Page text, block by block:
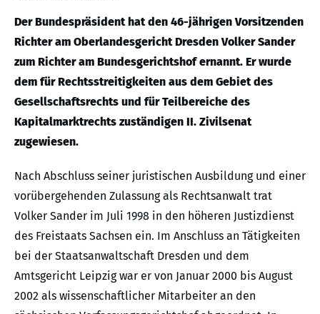
Der Bundespräsident hat den 46-jährigen Vorsitzenden
Richter am Oberlandesgericht Dresden Volker Sander
zum Richter am Bundesgerichtshof ernannt. Er wurde
dem für Rechtsstreitigkeiten aus dem Gebiet des
Gesellschaftsrechts und für Teilbereiche des
Kapitalmarktrechts zuständigen II. Zivilsenat
zugewiesen.
Nach Abschluss seiner juristischen Ausbildung und einer
vorübergehenden Zulassung als Rechtsanwalt trat
Volker Sander im Juli 1998 in den höheren Justizdienst
des Freistaats Sachsen ein. Im Anschluss an Tätigkeiten
bei der Staatsanwaltschaft Dresden und dem
Amtsgericht Leipzig war er von Januar 2000 bis August
2002 als wissenschaftlicher Mitarbeiter an den